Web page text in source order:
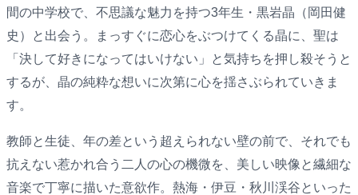
間の中学校で、不思議な魅力を持つ3年生・黒岩晶（岡田健
史）と出会う。まっすぐに恋心をぶつけてくる晶に、聖は
「決して好きになってはいけない」と気持ちを押し殺そうと
するが、晶の純粋な想いに次第に心を揺さぶられていきま
す。
教師と生徒、年の差という超えられない壁の前で、それでも
抗えない惹かれ合う二人の心の機微を、美しい映像と繊細な
音楽で丁寧に描いた意欲作。熱海・伊豆・秋川渓谷といった